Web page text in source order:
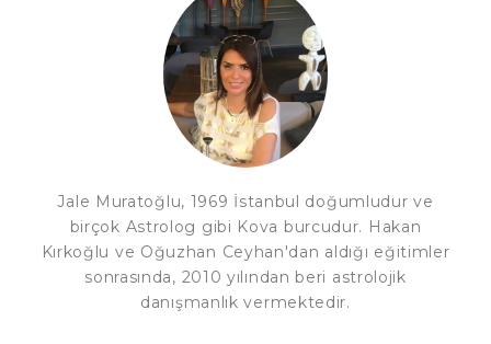
Jale Muratoğlu, 1969 İstanbul doğumludur ve
birçok Astrolog gibi Kova burcudur. Hakan
Kırkoğlu ve Oğuzhan Ceyhan'dan aldığı eğitimler
sonrasında, 2010 yılından beri astrolojik
danışmanlık vermektedir.